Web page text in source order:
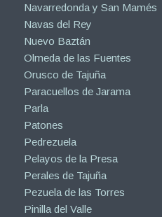
Navarredonda y San Mamés
Navas del Rey
Nuevo Baztán
Olmeda de las Fuentes
Orusco de Tajuña
Paracuellos de Jarama
Parla
Patones
Pedrezuela
Pelayos de la Presa
Perales de Tajuña
Pezuela de las Torres
Pinilla del Valle